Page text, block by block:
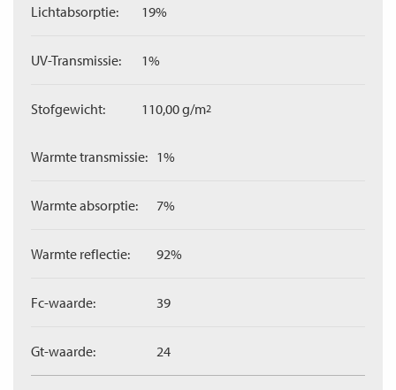
Lichtabsorptie: 19%
UV-Transmissie: 1%
Stofgewicht: 110,00 g/m2
Warmte transmissie: 1%
Warmte absorptie: 7%
Warmte reflectie: 92%
Fc-waarde: 39
Gt-waarde: 24